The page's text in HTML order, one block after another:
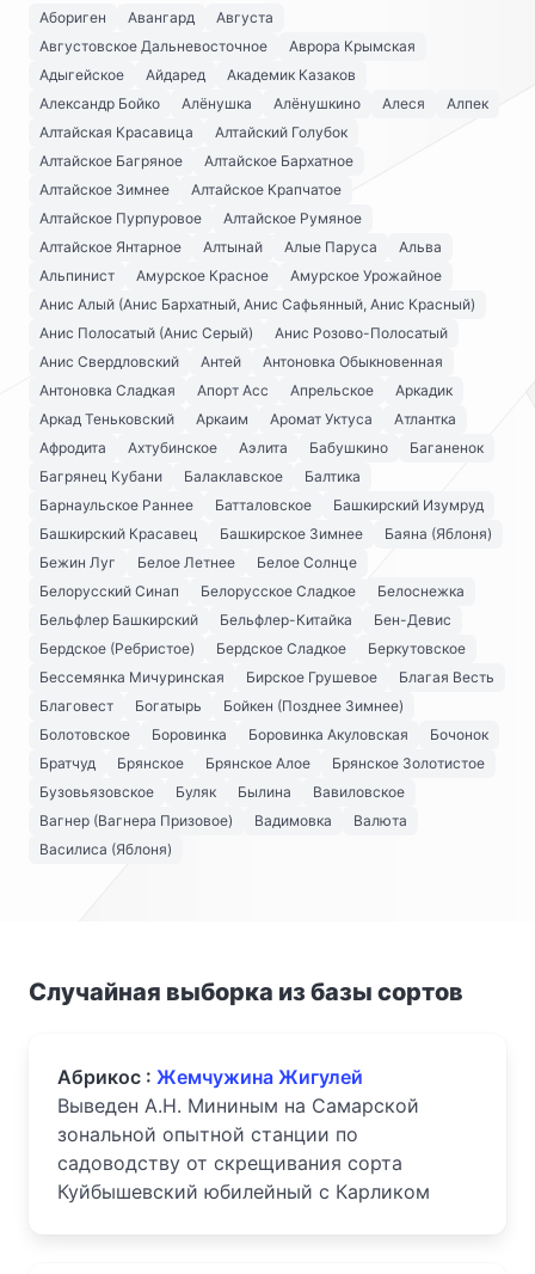
Абориген Авангард
Августа
Августовское Дальневосточное
Аврора Крымская
Адыгейское
Айдаред
Академик Казаков
Александр Бойко
Алёнушка Алёнушкино Алеся
Алпек
Алтайская Красавица
Алтайский Голубок
Алтайское Багряное
Алтайское Бархатное
Алтайское Зимнее
Алтайское Крапчатое
Алтайское Пурпуровое
Алтайское Румяное
Алтайское Янтарное
Алтынай Алые Паруса
Альва
Альпинист
Амурское Красное
Амурское Урожайное
Анис Алый (Анис Бархатный, Анис Сафьянный, Анис Красный)
Анис Полосатый (Анис Серый)
Анис Розово-Полосатый
Анис Свердловский
Антей
Антоновка Обыкновенная
Антоновка Сладкая
Апорт Асс Апрельское
Аркадик
Аркад Теньковский
Аркаим Аромат Уктуса
Атлантка
Афродита
Ахтубинское Аэлита Бабушкино
Баганенок
Багрянец Кубани
Балаклавское
Балтика
Барнаульское Раннее
Батталовское
Башкирский Изумруд
Башкирский Красавец
Башкирское Зимнее
Баяна (Яблоня)
Бежин Луг
Белое Летнее
Белое Солнце
Белорусский Синап
Белорусское Сладкое
Белоснежка
Бельфлер Башкирский
Бельфлер-Китайка
Бен-Девис
Бердское (Ребристое)
Бердское Сладкое
Беркутовское
Бессемянка Мичуринская
Бирское Грушевое
Благая Весть
Благовест
Богатырь
Бойкен (Позднее Зимнее)
Болотовское
Боровинка Боровинка Акуловская
Бочонок
Братчуд
Брянское Брянское Алое
Брянское Золотистое
Бузовьязовское
Буляк Былина
Вавиловское
Вагнер (Вагнера Призовое)
Вадимовка
Валюта
Василиса (Яблоня)
Случайная выборка из базы сортов
Абрикос : Жемчужина Жигулей
Выведен А.Н. Мининым на Самарской
зональной опытной станции по
садоводству от скрещивания сорта
Куйбышевский юбилейный с Карликом